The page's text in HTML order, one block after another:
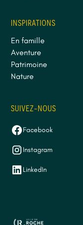
INSPIRATIONS
En famille
Aventure
Patrimoine
Nature
SUIVEZ-NOUS
Facebook
Instagram
LinkedIn